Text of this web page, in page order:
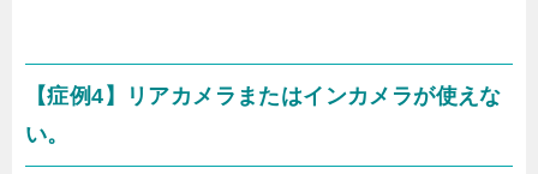
【症例4】リアカメラまたはインカメラが使えな
い。